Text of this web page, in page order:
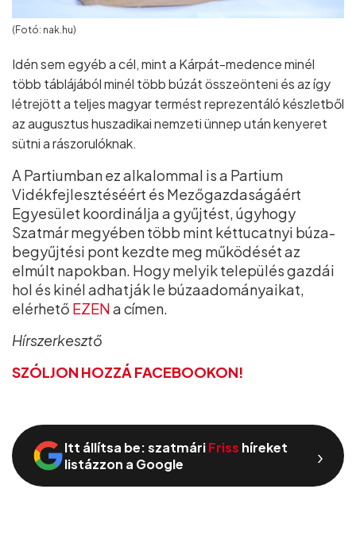
(Fotó: nak.hu)
Idén sem egyéb a cél, mint a Kárpát-medence minél
több táblájából minél több búzát összeönteni és az így
létrejött a teljes magyar termést reprezentáló készletből
az augusztus huszadikai nemzeti ünnep után kenyeret
sütni a rászorulóknak.
A Partiumban ez alkalommal is a Partium
Vidékfejlesztéséért és Mezőgazdaságáért
Egyesület koordinálja a gyűjtést, úgyhogy
Szatmár megyében több mint kéttucatnyi búza-
begyűjtési pont kezdte meg működését az
elmúlt napokban. Hogy melyik település gazdái
hol és kinél adhatják le búzaadományaikat,
elérhető EZENa címen.
Hírszerkesztő
SZÓLJON HOZZÁ FACEBOOKON!
Itt állítsa be: szatmáriFriss híreket
listázzon a Google
›